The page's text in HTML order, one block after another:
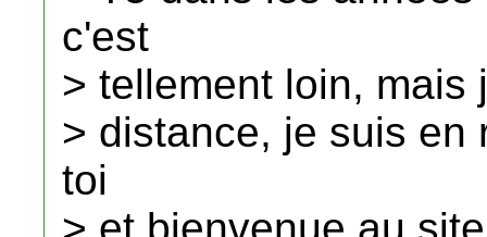
c'est
> tellement loin,
> distance, je suis en
toi